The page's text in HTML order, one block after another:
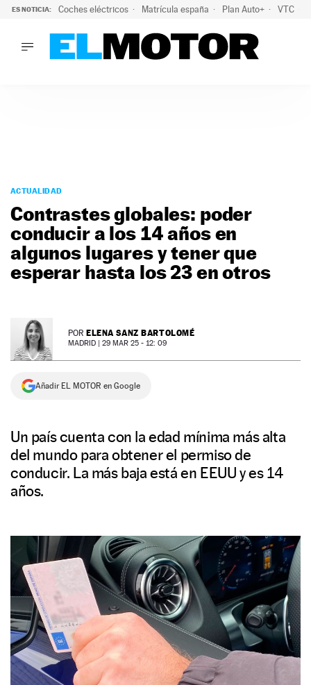
ES NOTICIA: Coches eléctricos Matrícula españa Plan Auto+ VTC
PODCAST
MOTOS
TECNOLOGÍA
SUPERCOCHES
MOTORTV
NEWSLETTER
ACTUALIDAD
Contrastes globales: poder
conducir a los 14 años en
algunos lugares y tener que
esperar hasta los 23 en otros
POR ELENA SANZ BARTOLOMÉ
MADRID | 29 MAR 25 - 12: 09
Añadir EL MOTOR en Google
Un país cuenta con la edad mínima más alta
del mundo para obtener el permiso de
conducir. La más baja está en EEUU y es 14
años.